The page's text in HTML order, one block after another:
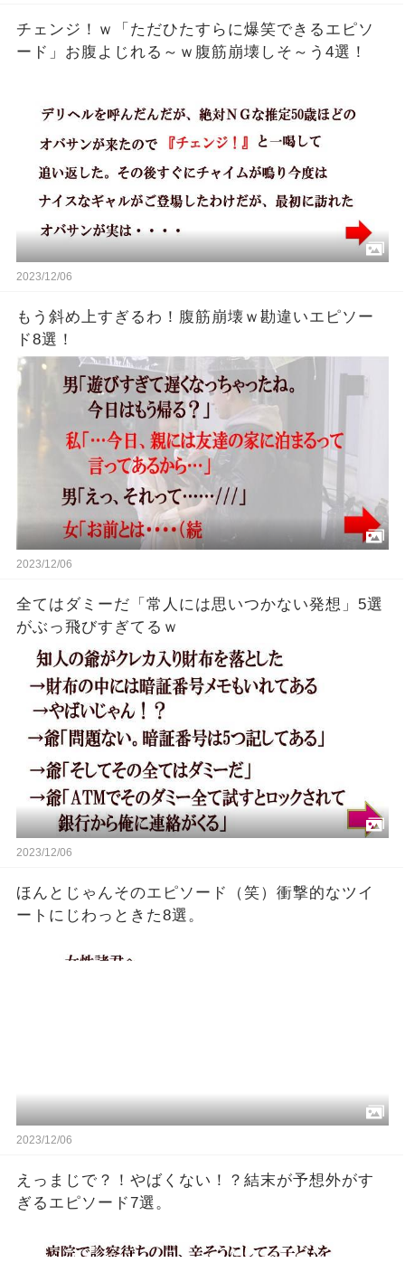
チェンジ！ｗ「ただひたすらに爆笑できるエピソ
ード」お腹よじれる～ｗ腹筋崩壊しそ～う4選！
2023/12/06
もう斜め上すぎるわ！腹筋崩壊ｗ勘違いエピソー
ド8選！
2023/12/06
全てはダミーだ「常人には思いつかない発想」5選
がぶっ飛びすぎてるｗ
2023/12/06
ほんとじゃんそのエピソード（笑）衝撃的なツイ
ートにじわっときた8選。
2023/12/06
えっまじで？！やばくない！？結末が予想外がす
ぎるエピソード7選。